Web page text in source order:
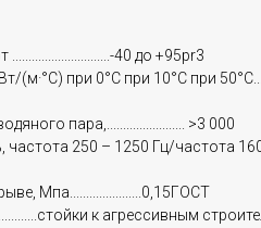
40 до +95pr3
при 0°С при 10°С при
пара,........................ >3 000
250 – 1250 Гц/частота
Мпа......................0,15ГОСТ
к агрессивным